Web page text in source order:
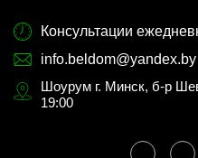
Консультации
info.beldom@yandex.by
Шоурум г. Минск, б-р
19:00